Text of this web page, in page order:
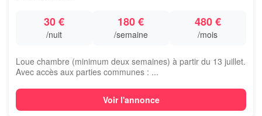
30 €
/nuit
180 €
/semaine
480 €
/mois
Loue chambre (minimum deux semaines) à partir du 13 juillet.
Avec accès aux parties communes : ...
Voir l'annonce